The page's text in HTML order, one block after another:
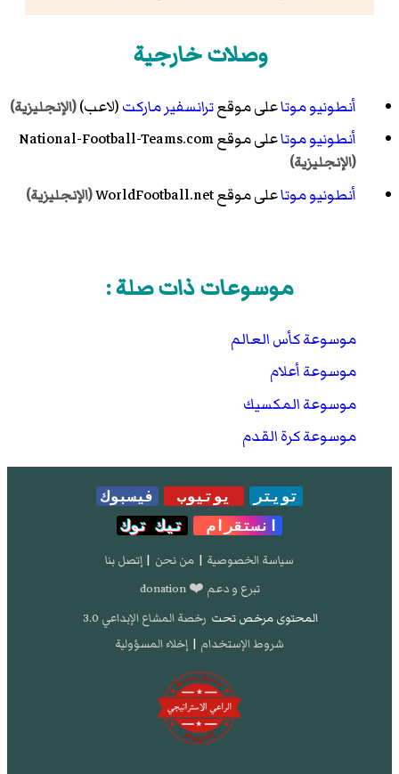
وصلات خارجية
أنطونيو موتاعلى موقعترانسفير ماركت(لاعب)(الإنجليزية)
أنطونيو موتاعلى موقع National-Football-Teams.com
(الإنجليزية)
أنطونيو موتاعلى موقع WorldFootball.net (الإنجليزية)
موسوعات ذات صلة :
موسوعة كأس العالم
موسوعة أعلام
موسوعة المكسيك
موسوعة كرة القدم
تويتر يوتيوب
فيسبوك
انستقرام
تيك توك
سياسة الخصوصية | من نحن | إتصل بنا
تبرع و دعم ❤️ donation
المحتوى مرخص تحت رخصة المشاع الإبداعي 3.0
شروط الإستخدام | إخلاء المسؤولية